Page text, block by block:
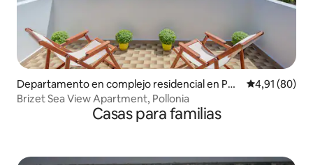
Departamento en complejo residencial en Poll
onia
Calificación
4,91 (80)
Brizet Sea View Apartment, Pollonia
Casas para familias